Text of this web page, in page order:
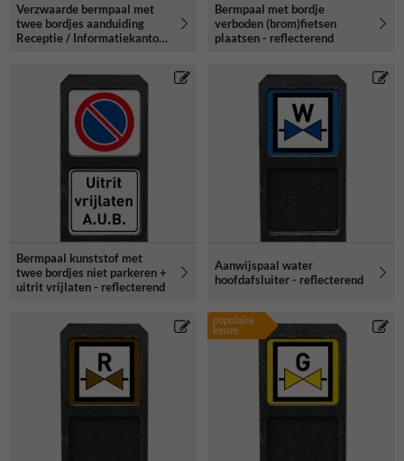
Verzwaarde bermpaal met
twee bordjes aanduiding
Receptie / Informatiekantoor
Bermpaal met bordje
verboden (brom)fietsen
plaatsen - reflecterend
Bermpaal kunststof met
twee bordjes niet parkeren +
uitrit vrijlaten - reflecterend
Aanwijspaal water
hoofdafsluiter - reflecterend
populaire
keuze